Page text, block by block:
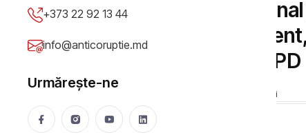
+373 22 92 13 44
info@anticoruptie.md
Urmărește-ne
achitată în dosarul
serviciu. În aprilie
carnet de membru al PD
4220 vizualizări